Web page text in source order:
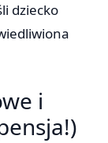
dziecko
i